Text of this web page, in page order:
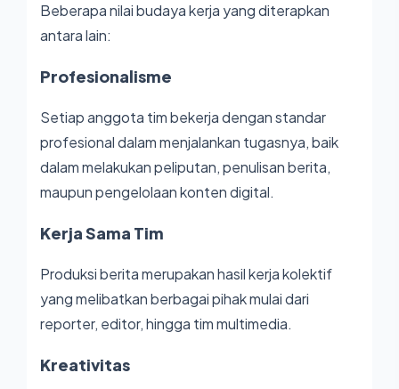
Beberapa nilai budaya kerja yang diterapkan
antara lain:
Profesionalisme
Setiap anggota tim bekerja dengan standar
profesional dalam menjalankan tugasnya, baik
dalam melakukan peliputan, penulisan berita,
maupun pengelolaan konten digital.
Kerja Sama Tim
Produksi berita merupakan hasil kerja kolektif
yang melibatkan berbagai pihak mulai dari
reporter, editor, hingga tim multimedia.
Kreativitas